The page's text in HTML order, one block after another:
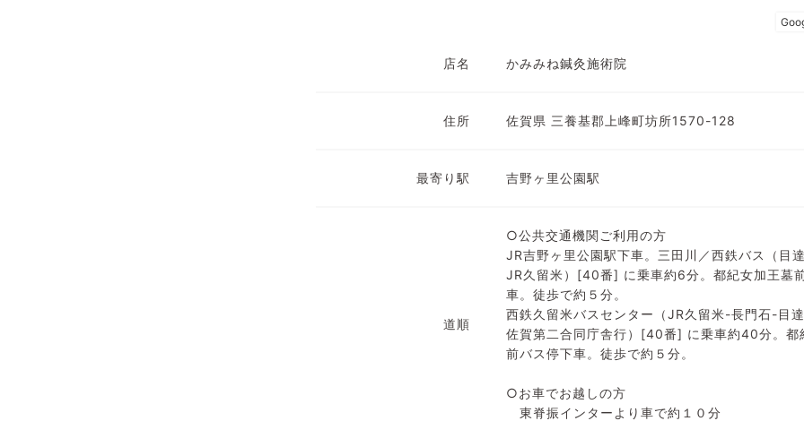
店名 かみみね鍼灸施術院
住所 佐賀県 三養基郡上峰町坊所1570-128
最寄り駅 吉野ヶ里公園駅
道順
○公共交通機関ご利用の方
JR吉野ヶ里公園駅下車。三田川／西鉄バス（目
JR久留米）[40番] に乗車約6分。都紀女加王墓
車。徒歩で約５分。
西鉄久留米バスセンター（JR久留米-長門石-目
佐賀第二合同庁舎行）[40番] に乗車約40分。都
前バス停下車。徒歩で約５分。
○お車でお越しの方
東脊振インターより車で約１０分